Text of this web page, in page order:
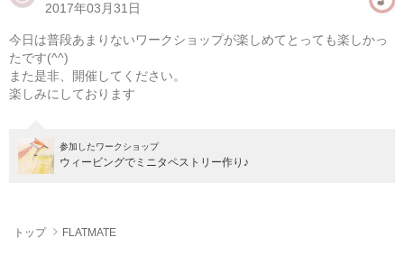
2017年03月31日
今日は普段あまりないワークショップが楽しめてとっても楽しかっ
たです(^^)
また是非、開催してください。
楽しみにしております
参加したワークショップ
ウィービングでミニタペストリー作り♪
トップ FLATMATE